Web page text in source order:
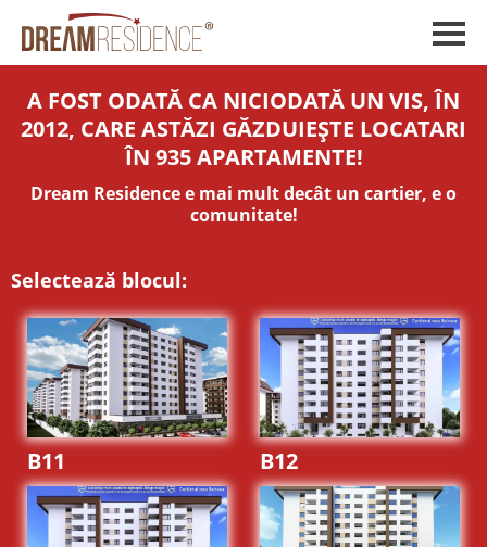
A FOST ODATĂ CA NICIODATĂ UN VIS, ÎN
2012, CARE ASTĂZI GĂZDUIEȘTE LOCATARI
ÎN 935 APARTAMENTE!
Dream Residence e mai mult decât un cartier, e o
comunitate!
Selectează blocul:
B11 B12